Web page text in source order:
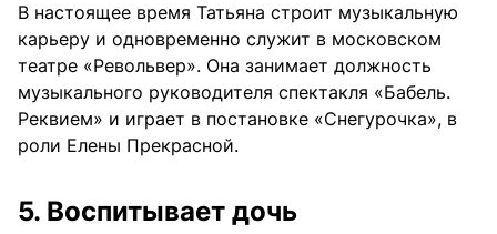
В настоящее время Татьяна строит музыкальную
карьеру и одновременно служит в московском
театре «Револьвер». Она занимает должность
музыкального руководителя спектакля «Бабель.
Реквием» и играет в постановке «Снегурочка», в
роли Елены Прекрасной.
5. Воспитывает дочь